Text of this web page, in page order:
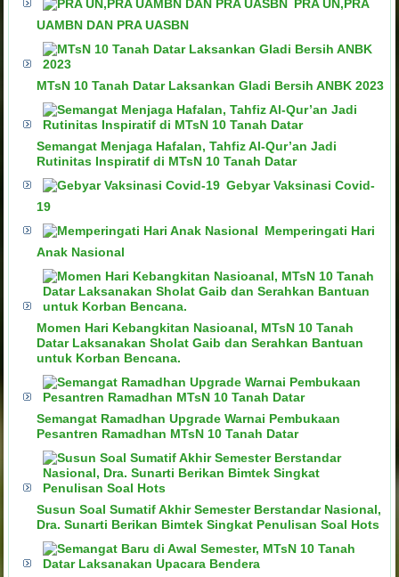
PRA UN,PRA
UAMBN DAN PRA UASBN
MTsN 10 Tanah Datar Laksankan Gladi Bersih ANBK 2023
Semangat Menjaga Hafalan, Tahfiz Al-Qur’an Jadi
Rutinitas Inspiratif di MTsN 10 Tanah Datar
Gebyar Vaksinasi Covid-
19
Memperingati Hari
Anak Nasional
Momen Hari Kebangkitan Nasioanal, MTsN 10 Tanah
Datar Laksanakan Sholat Gaib dan Serahkan Bantuan
untuk Korban Bencana.
Semangat Ramadhan Upgrade Warnai Pembukaan
Pesantren Ramadhan MTsN 10 Tanah Datar
Susun Soal Sumatif Akhir Semester Berstandar Nasional,
Dra. Sunarti Berikan Bimtek Singkat Penulisan Soal Hots